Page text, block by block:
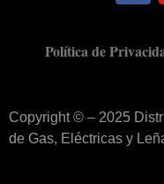
Política de
Copyright © – 2025
de Gas, Eléctricas y